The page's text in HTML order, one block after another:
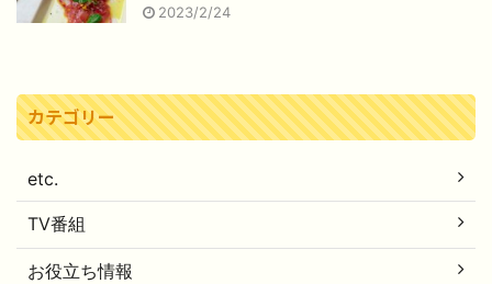
2023/2/24
カテゴリー
etc.
TV番組
お役立ち情報